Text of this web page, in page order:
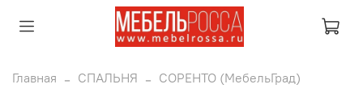
Главная СПАЛЬНЯ СОРЕНТО (МебельГрад)